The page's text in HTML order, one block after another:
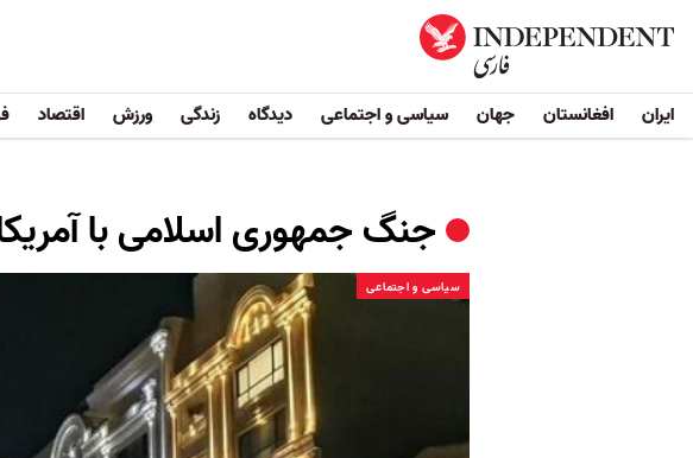
ایران افغانستان جهان سیاسی و اجتماعی دیدگاه زندگی ورزش اقتصاد
جنگ جمهوری اسلامی با
سیاسی و اجتماعی